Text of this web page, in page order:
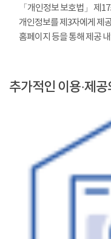
「개인정보 보호법」 제
개인정보를 제3자에게 제
홈페이지 등을 통해 제공
추가적인 이용·제